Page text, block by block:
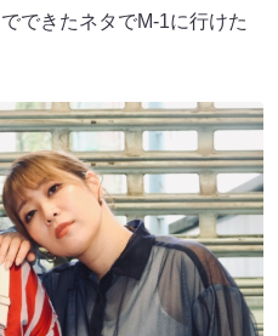
できたネタでM-1に行けた